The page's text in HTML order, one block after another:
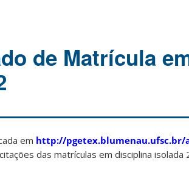
de Matrícula
em http://pgetex.blumenau.ufsc.br/
das matrículas em disciplina